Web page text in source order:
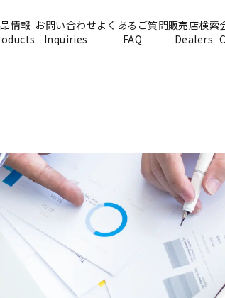
情報 お問い合わせ
Inquiries
よくあるご質問
FAQ
販売店検索
Dealers